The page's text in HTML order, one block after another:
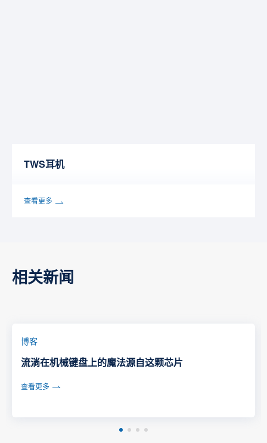
TWS耳机
查看更多
相关新闻
博客
流淌在机械键盘上的魔法源自这颗芯片
查看更多